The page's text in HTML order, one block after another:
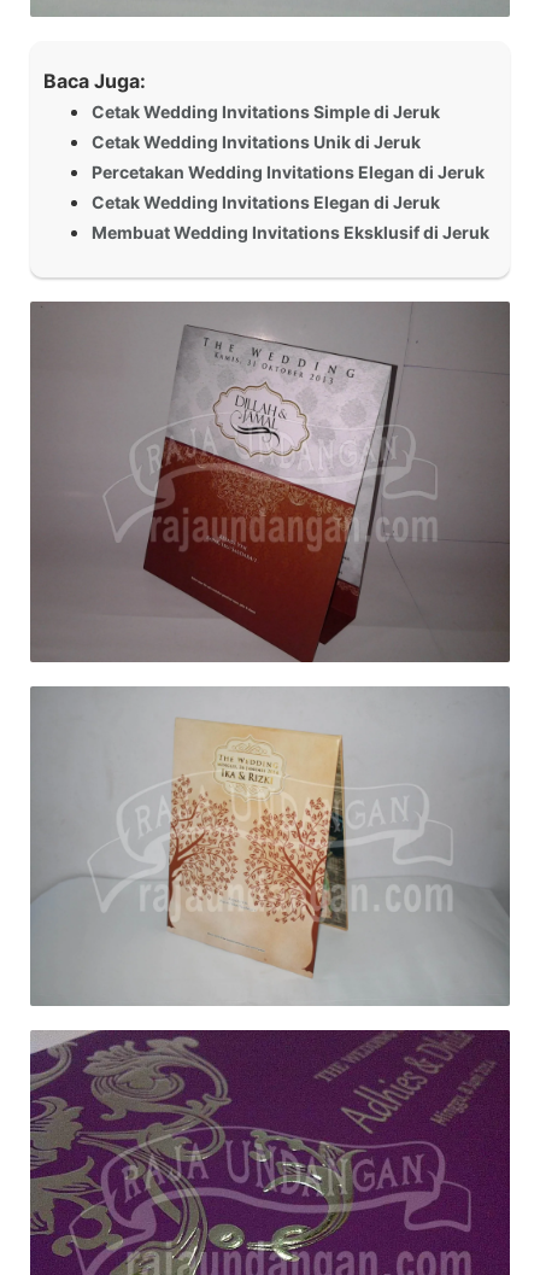
Baca Juga:
Cetak Wedding Invitations Simple di Jeruk
Cetak Wedding Invitations Unik di Jeruk
Percetakan Wedding Invitations Elegan di Jeruk
Cetak Wedding Invitations Elegan di Jeruk
Membuat Wedding Invitations Eksklusif di Jeruk